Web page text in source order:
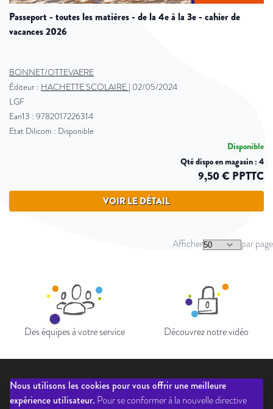
Nous utilisons les cookies pour vous offrir une meilleure
expérience utilisateur. Pour se conformer à la nouvelle directive
passeport - toutes les matières - de la 4e à la 3e - cahier de
vacances 2026
BONNET/OTTEVAERE
Éditeur : HACHETTE SCOLAIRE | 02/05/2024
LGF
Ean13 : 9782017226314
Etat Dilicom : Disponible
Disponible
Qté dispo en magasin : 4
9,50 € PPTTC
VOIR LE DÉTAIL
Afficher par page
Des équipes à votre service Découvrez notre vidéo
Qui sommes-nous?Liste des éditeursInscription newsletter
Questions fréquentes CGV Ouverture de compteMentions légales